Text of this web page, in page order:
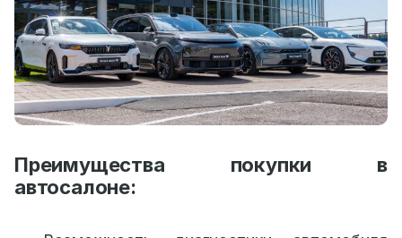
Преимущества покупки в
автосалоне: